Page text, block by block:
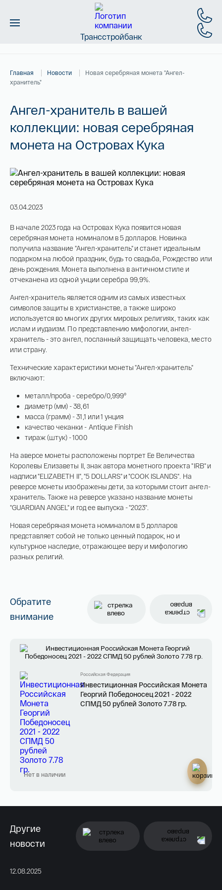
Трансстройбанк
Слитки
Новинки
Скидки
Магазин
Контакты
На связи с 9:00 до 18:00 (понедельник – пятница)
8800 505 04 76
+7495 78682 78
coins.shop@tsbnk.ru
Главная Новости
Новая серебряная монета "Ангел-
хранитель"
Ангел-хранитель в вашей
коллекции: новая серебряная
монета на Островах Кука
03.04.2023
В начале 2023 года на Островах Кука появится новая
серебряная монета номиналом в 5 долларов. Новинка
получила название "Ангел-хранитель" и станет идеальным
подарком на любой праздник, будь то свадьба, Рождество или
день рождения. Монета выполнена в античном стиле и
отчеканена из одной унции серебра 99,9%.
Ангел-хранитель является одним из самых известных
символов защиты в христианстве, а также широко
используется во многих других мировых религиях, таких как
ислам и иудаизм. По представлению мифологии, ангел-
хранитель - это ангел, посланный защищать человека, место
или страну.
Технические характеристики монеты "Ангел-хранитель"
включают:
металл/проба - серебро/0,999°
диаметр (мм) - 38,61
масса (грамм) - 31,1 или 1 унция
качество чеканки - Antique Finish
тираж (штук) - 1000
На аверсе монеты расположены портрет Ее Величества
Королевы Елизаветы II, знак автора монетного проекта "IRB" и
надписи "ELIZABETH II", "5 DOLLARS" и "COOK ISLANDS". На
реверсе монеты изображены дети, за которыми стоит ангел-
хранитель. Также на реверсе указано название монеты
"GUARDIAN ANGEL" и год ее выпуска - "2023".
Новая серебряная монета номиналом в 5 долларов
представляет собой не только ценный подарок, но и
культурное наследие, отражающее веру и мифологию
разных религий.
Обратите
внимание
Нет в наличии
Российская Федерация
Инвестиционная Российская Монета
Георгий Победоносец 2021 - 2022
СПМД 50 рублей Золото 7.78 гр.
Другие
новости
12.08.2025
Российская инвестиционная монета
Георгий Победоносец золото 100 рублей
15,5 гр 2021
142 000 ₽
Имя*
Телефон*